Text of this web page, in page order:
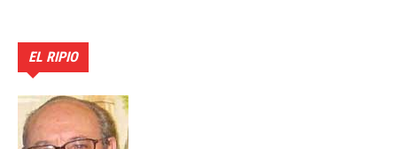
EL RIPIO